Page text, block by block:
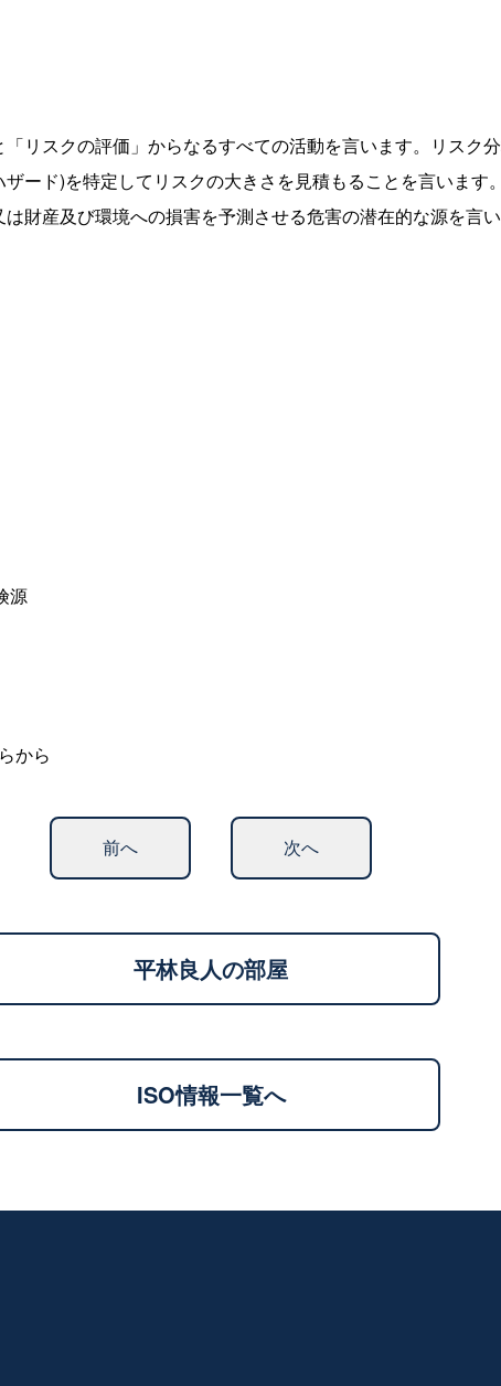
リスクの評価」からなるすべての活動を言います。リスク
ード)を特定してリスクの大きさを見積もることを言います
財産及び環境への損害を予測させる危害の潜在的な源を言
源
から
前へ 次へ
平林良人の部屋
ISO情報一覧へ